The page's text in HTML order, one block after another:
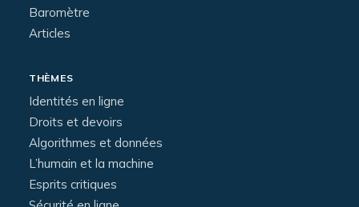
Baromètre
Articles
THÈMES
Identités en ligne
Droits et devoirs
Algorithmes et données
L’humain et la machine
Esprits critiques